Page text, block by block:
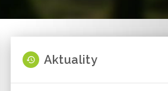
Aktuality